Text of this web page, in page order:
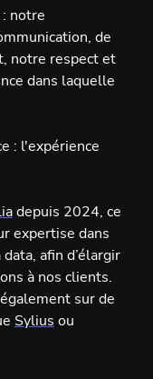
notre
de
notre respect et
dans laquelle
: l'expérience
depuis 2024, ce
expertise dans
afin d’élargir
à nos clients.
sur de
Sylius ou